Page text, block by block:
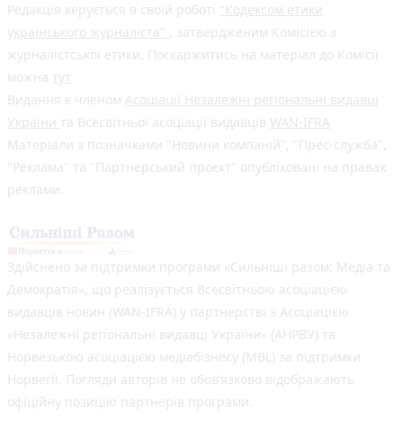
Редакція керується в своїй роботі "Кодексом етики
українського журналіста" , затвердженим Комісією з
журналістської етики. Поскаржитись на матеріал до Комісії
можна тут
Видання є членом Асоціації Незалежні регіональні видавці
України та Всесвітньої асоціації видавців WAN-IFRA
Матеріали з позначками "Новини компаній", "Прес-служба",
"Реклама" та "Партнерський проєкт" опубліковані на правах
реклами.
Здійснено за підтримки програми «Сильніші разом: Медіа та
Демократія», що реалізується Всесвітньою асоціацією
видавців новин (WAN-IFRA) у партнерстві з Асоціацією
«Незалежні регіональні видавці України» (АНРВУ) та
Норвезькою асоціацією медіабізнесу (MBL) за підтримки
Норвегії. Погляди авторів не обов’язково відображають
офіційну позицію партнерів програми.